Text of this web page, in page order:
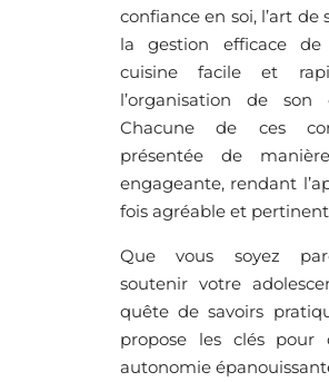
confiance en soi, l’art de
la gestion efficace
cuisine facile et
l’organisation de son
Chacune de ces
présentée de
engageante, rendant
fois agréable et
Que vous soyez
soutenir votre
quête de savoirs
propose les clés pour
autonomie